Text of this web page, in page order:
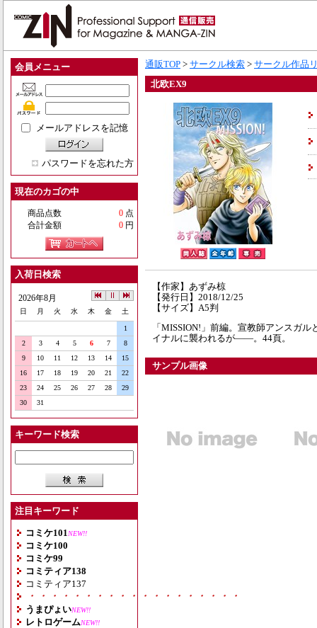
会員メニュー
メールアドレスを記憶
パスワードを忘れた方
現在のカゴの中
商品点数 0 点
合計金額
0 円
入荷日検索
2026年8月
日 月 火 水 木 金 土
1
2
3 4 5 6 7
8
9
10 11 12 13 14
15
16
17 18 19 20 21
22
23
24 25 26 27 28
29
30
31
キーワード検索
注目キーワード
コミケ101 NEW!!
コミケ100
コミケ99
コミティア138
コミティア137
・・・・・・・・・・・・・・・・・・・
うまぴょいNEW!!
レトロゲームNEW!!
通販TOP > サークル検索 > サークル作品
北欧EX9
【作家】あずみ椋
【発行日】2018/12/25
【サイズ】A5判
「MISSION!」前編。宣教師アンスガ
イナルに襲われるが――。44頁。
サンプル画像